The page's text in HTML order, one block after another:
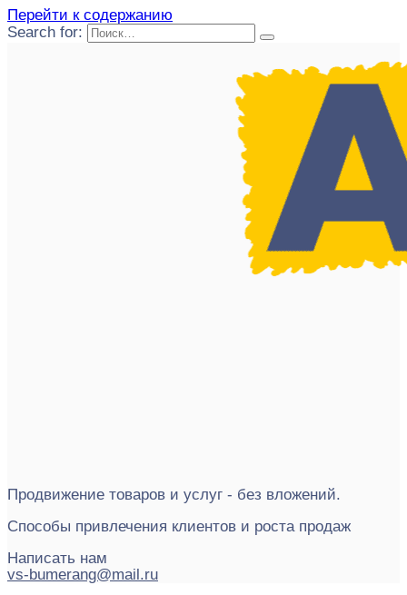
Перейти к содержанию
Search for:
Продвижение товаров и услуг - без вложений.
Способы привлечения клиентов и роста продаж
Написать нам
vs-bumerang@mail.ru